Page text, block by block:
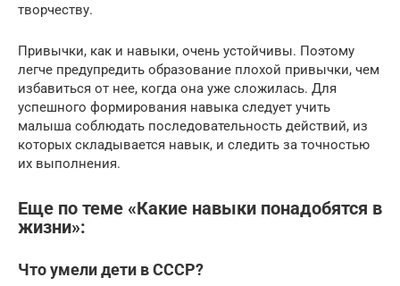
творчеству.
Привычки, как и навыки, очень устойчивы. Поэтому
легче предупредить образование плохой привычки, чем
избавиться от нее, когда она уже сложилась. Для
успешного формирования навыка следует учить
малыша соблюдать последовательность действий, из
которых складывается навык, и следить за точностью
их выполнения.
Еще по теме «Какие навыки понадобятся в
жизни»:
Что умели дети в СССР?